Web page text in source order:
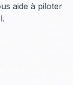
aide à piloter